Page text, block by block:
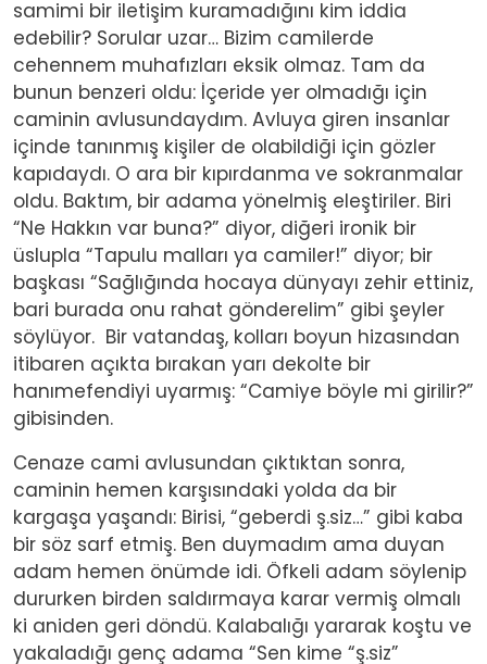
samimi bir iletişim kuramadığını kim iddia
edebilir? Sorular uzar… Bizim camilerde
cehennem muhafızları eksik olmaz. Tam da
bunun benzeri oldu: İçeride yer olmadığı için
caminin avlusundaydım. Avluya giren insanlar
içinde tanınmış kişiler de olabildiği için gözler
kapıdaydı. O ara bir kıpırdanma ve sokranmalar
oldu. Baktım, bir adama yönelmiş eleştiriler. Biri
“Ne Hakkın var buna?” diyor, diğeri ironik bir
üslupla “Tapulu malları ya camiler!” diyor; bir
başkası “Sağlığında hocaya dünyayı zehir ettiniz,
bari burada onu rahat gönderelim” gibi şeyler
söylüyor. Bir vatandaş, kolları boyun hizasından
itibaren açıkta bırakan yarı dekolte bir
hanımefendiyi uyarmış: “Camiye böyle mi girilir?”
gibisinden.
Cenaze cami avlusundan çıktıktan sonra,
caminin hemen karşısındaki yolda da bir
kargaşa yaşandı: Birisi, “geberdi ş.siz…” gibi kaba
bir söz sarf etmiş. Ben duymadım ama duyan
adam hemen önümde idi. Öfkeli adam söylenip
dururken birden saldırmaya karar vermiş olmalı
ki aniden geri döndü. Kalabalığı yararak koştu ve
yakaladığı genç adama “Sen kime “ş.siz”